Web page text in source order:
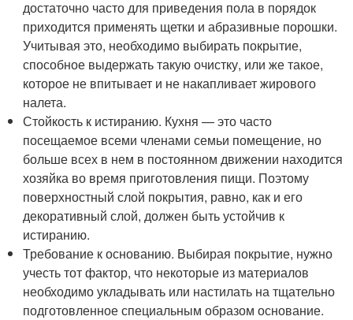
достаточно часто для приведения пола в порядок
приходится применять щетки и абразивные порошки.
Учитывая это, необходимо выбирать покрытие,
способное выдержать такую очистку, или же такое,
которое не впитывает и не накапливает жирового
налета.
Стойкость к истиранию. Кухня — это часто
посещаемое всеми членами семьи помещение, но
больше всех в нем в постоянном движении находится
хозяйка во время приготовления пищи. Поэтому
поверхностный слой покрытия, равно, как и его
декоративный слой, должен быть устойчив к
истиранию.
Требование к основанию. Выбирая покрытие, нужно
учесть тот фактор, что некоторые из материалов
необходимо укладывать или настилать на тщательно
подготовленное специальным образом основание.